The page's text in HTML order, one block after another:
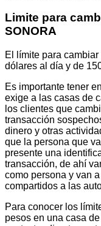
Limite para
SONORA
El límite para
dólares al día y de
Es importante tener
exige a las casas de
los clientes que
transacción
dinero y otras
que la persona que
presente una
transacción, de ahí
como persona y van
compartidos a las
Para conocer los
pesos en una casa